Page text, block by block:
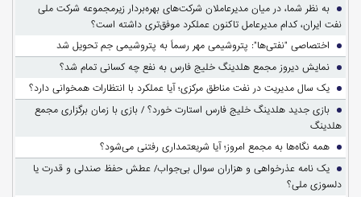
به نظر شما، در میان مدیرعاملان شرکت‌های بهره‌بردار زیرمجموعه شرکت ملی
نفت ایران، کدام مدیرعامل تاکنون عملکرد موفق‌تری داشته است؟
اختصاصی "نفتی‌ها": پتروشیمی مهر رسماً به پتروشیمی جم تحویل شد
نمایش دیروز مجمع هلدینگ خلیج فارس به نفع چه کسانی تمام شد؟
یک سال مدیریت در نفت مناطق مرکزی؛ آیا عملکرد با انتظارات همخوانی دارد؟
بازی جدید هلدینگ خلیج فارس استارت خورد؟ / بازی با زمان برگزاری مجمع
هلدینگ
همه نگاه‌ها به مجمع امروز؛ آیا شریعتمداری رفتنی می‌شود؟
یک نامه عذرخواهی و هزاران سوال بی‌جواب/ عطش حفظ صندلی و قدرت یا
دلسوزی ملی؟